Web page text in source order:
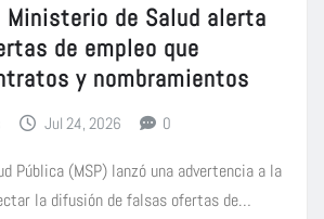
Ministerio de Salud alerta
de empleo que
y nombramientos
Jul 24, 2026 0
Pública (MSP) lanzó una advertencia a la
la difusión de falsas ofertas de…